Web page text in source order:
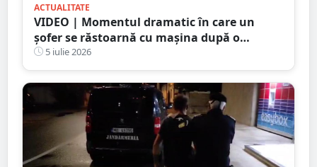
ACTUALITATE
VIDEO | Momentul dramatic în care un
șofer se răstoarnă cu mașina după o
depășire riscantă. Accidentul a fost surprins
de camera de bord
5 iulie 2026